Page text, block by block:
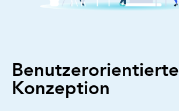
Benutzerorientierte
Konzeption